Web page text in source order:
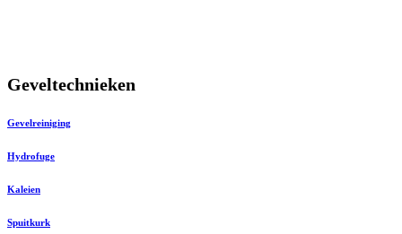
Geveltechnieken
Gevelreiniging
Hydrofuge
Kaleien
Spuitkurk